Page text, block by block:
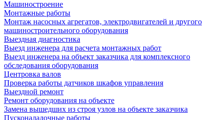
Машиностроение
Монтажные работы
Монтаж насосных агрегатов, электродвигателей и другого
машиностроительного оборудования
Выездная диагностика
Выезд инженера для расчета монтажных работ
Выезд инженера на объект заказчика для комплексного
обследования оборудования
Центровка валов
Проверка работы датчиков шкафов управления
Выездной ремонт
Ремонт оборудования на объекте
Замена вышедших из строя узлов на объекте заказчика
Пусконаладочные работы